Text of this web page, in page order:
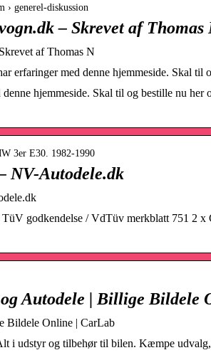
generel-diskussion
– Skrevet af
af Thomas N
erfaringer med denne hjemmeside. Skal
hjemmeside. Skal til og bestille nu
3er E30. 1982-1990
NV-Autodele.dk
godkendelse / VdTüv merkblatt 751 2
Autodele | Billige Bildele
Bildele Online | CarLab
i udstyr og tilbehør til bilen. Kæmpe